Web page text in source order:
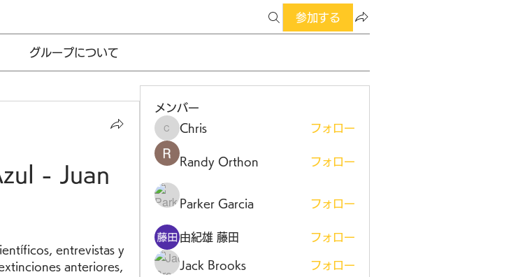
参加する
グループについて
- Juan
entrevistas y
anteriores,
メンバー
Chris
Chris フォロー
Randy Orthon フォロー
Parker Garcia フォロー
由紀雄 藤田 フォロー
Jack Brooks フォロー